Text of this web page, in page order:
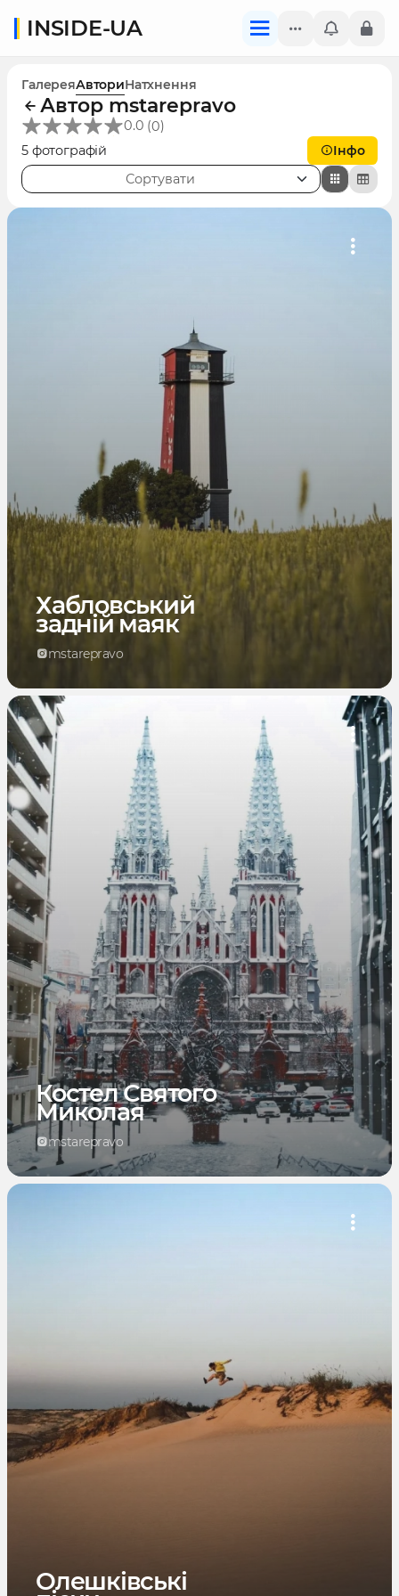
INSIDE-UA
ГалереяАвториНатхнення
Автор mstarepravo
0.0 (0)
5 фотографій
Інфо
Сортувати
Хабловський
задній маяк
mstarepravo
Костел Святого
Миколая
mstarepravo
Олешківські